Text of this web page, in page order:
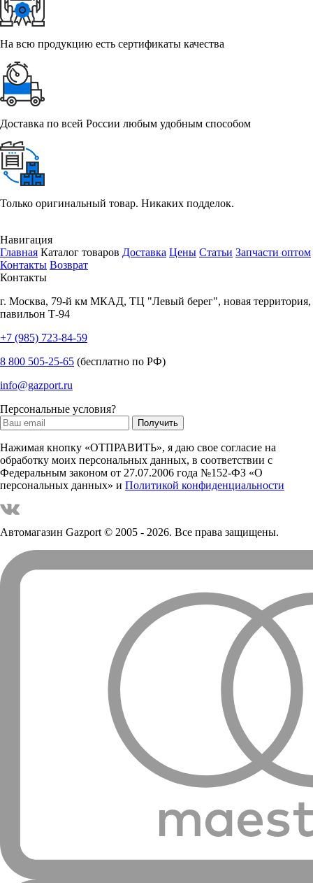
На всю продукцию есть сертификаты качества
Доставка по всей России любым удобным способом
Только оригинальный товар. Никаких подделок.
Навигация
Главная Каталог товаров Доставка Цены Статьи Запчасти оптом
Контакты Возврат
Контакты
г. Москва, 79-й км МКАД, ТЦ "Левый берег", новая территория,
павильон Т-94
+7 (985) 723-84-59
8 800 505-25-65 (бесплатно по РФ)
info@gazport.ru
Персональные условия?
Нажимая кнопку «ОТПРАВИТЬ», я даю свое согласие на
обработку моих персональных данных, в соответствии с
Федеральным законом от 27.07.2006 года №152-ФЗ «О
персональных данных» и Политикой конфиденциальности
Автомагазин Gazport© 2005 - 2026. Все права защищены.